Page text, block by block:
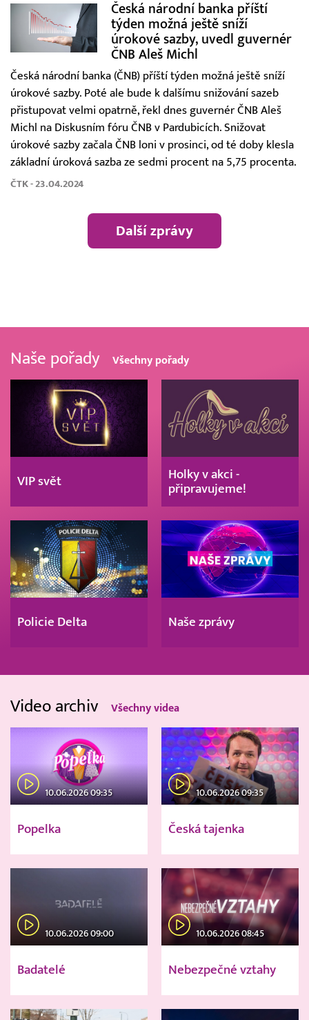
Česká národní banka příští
týden možná ještě sníží
úrokové sazby, uvedl guvernér
ČNB Aleš Michl
Česká národní banka (ČNB) příští týden možná ještě sníží
úrokové sazby. Poté ale bude k dalšímu snižování sazeb
přistupovat velmi opatrně, řekl dnes guvernér ČNB Aleš
Michl na Diskusním fóru ČNB v Pardubicích. Snižovat
úrokové sazby začala ČNB loni v prosinci, od té doby klesla
základní úroková sazba ze sedmi procent na 5,75 procenta.
ČTK - 23.04.2024
Další zprávy
Naše pořady Všechny pořady
VIP svět
Holky v akci -
připravujeme!
Policie Delta Naše zprávy
Video archiv Všechny videa
10.06.2026 09:35
Popelka
10.06.2026 09:35
Česká tajenka
10.06.2026 09:00
Badatelé
10.06.2026 08:45
Nebezpečné vztahy